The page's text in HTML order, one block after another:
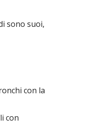
sono suoi,
con la
con